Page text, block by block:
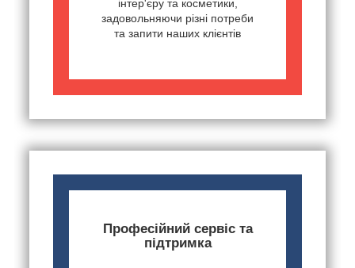
інтер'єру та косметики,
задовольняючи різні потреби
та запити наших клієнтів
Професійний сервіс та
підтримка